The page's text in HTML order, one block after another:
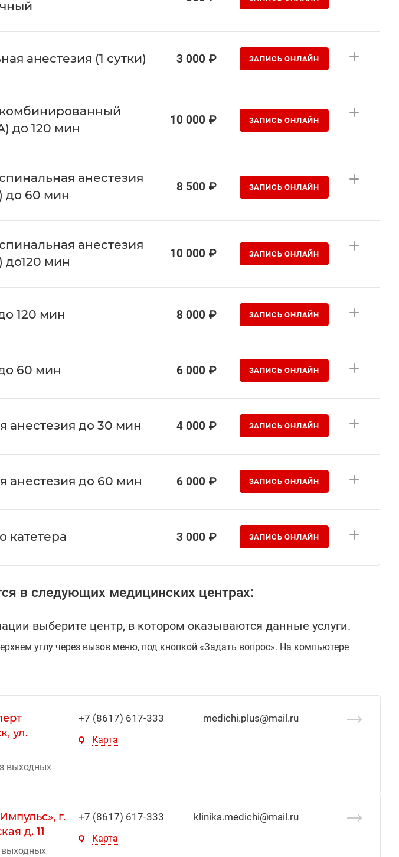
анестезия (1 сутки) 3 000 ₽ ЗАПИСЬ ОНЛАЙН
до 120 мин
10 000 ₽ ЗАПИСЬ ОНЛАЙН
анестезия
до 60 мин
8 500 ₽ ЗАПИСЬ ОНЛАЙН
анестезия
до120 мин
10 000 ₽ ЗАПИСЬ ОНЛАЙН
120 мин 8 000 ₽ ЗАПИСЬ ОНЛАЙН
60 мин 6 000 ₽ ЗАПИСЬ ОНЛАЙН
анестезия до 30 мин 4 000 ₽ ЗАПИСЬ ОНЛАЙН
анестезия до 60 мин 6 000 ₽ ЗАПИСЬ ОНЛАЙН
катетера 3 000 ₽ ЗАПИСЬ ОНЛАЙН
в следующих медицинских центрах:
выберите центр, в котором оказываются данные услуги.
углу через вызов меню, под кнопкой «Задать вопрос». На компьютере
ул.
выходных
+7 (8617) 617-333 medichi.plus@mail.ru
Карта
г.
д. 11
выходных
+7 (8617) 617-333 klinika.medichi@mail.ru
Карта